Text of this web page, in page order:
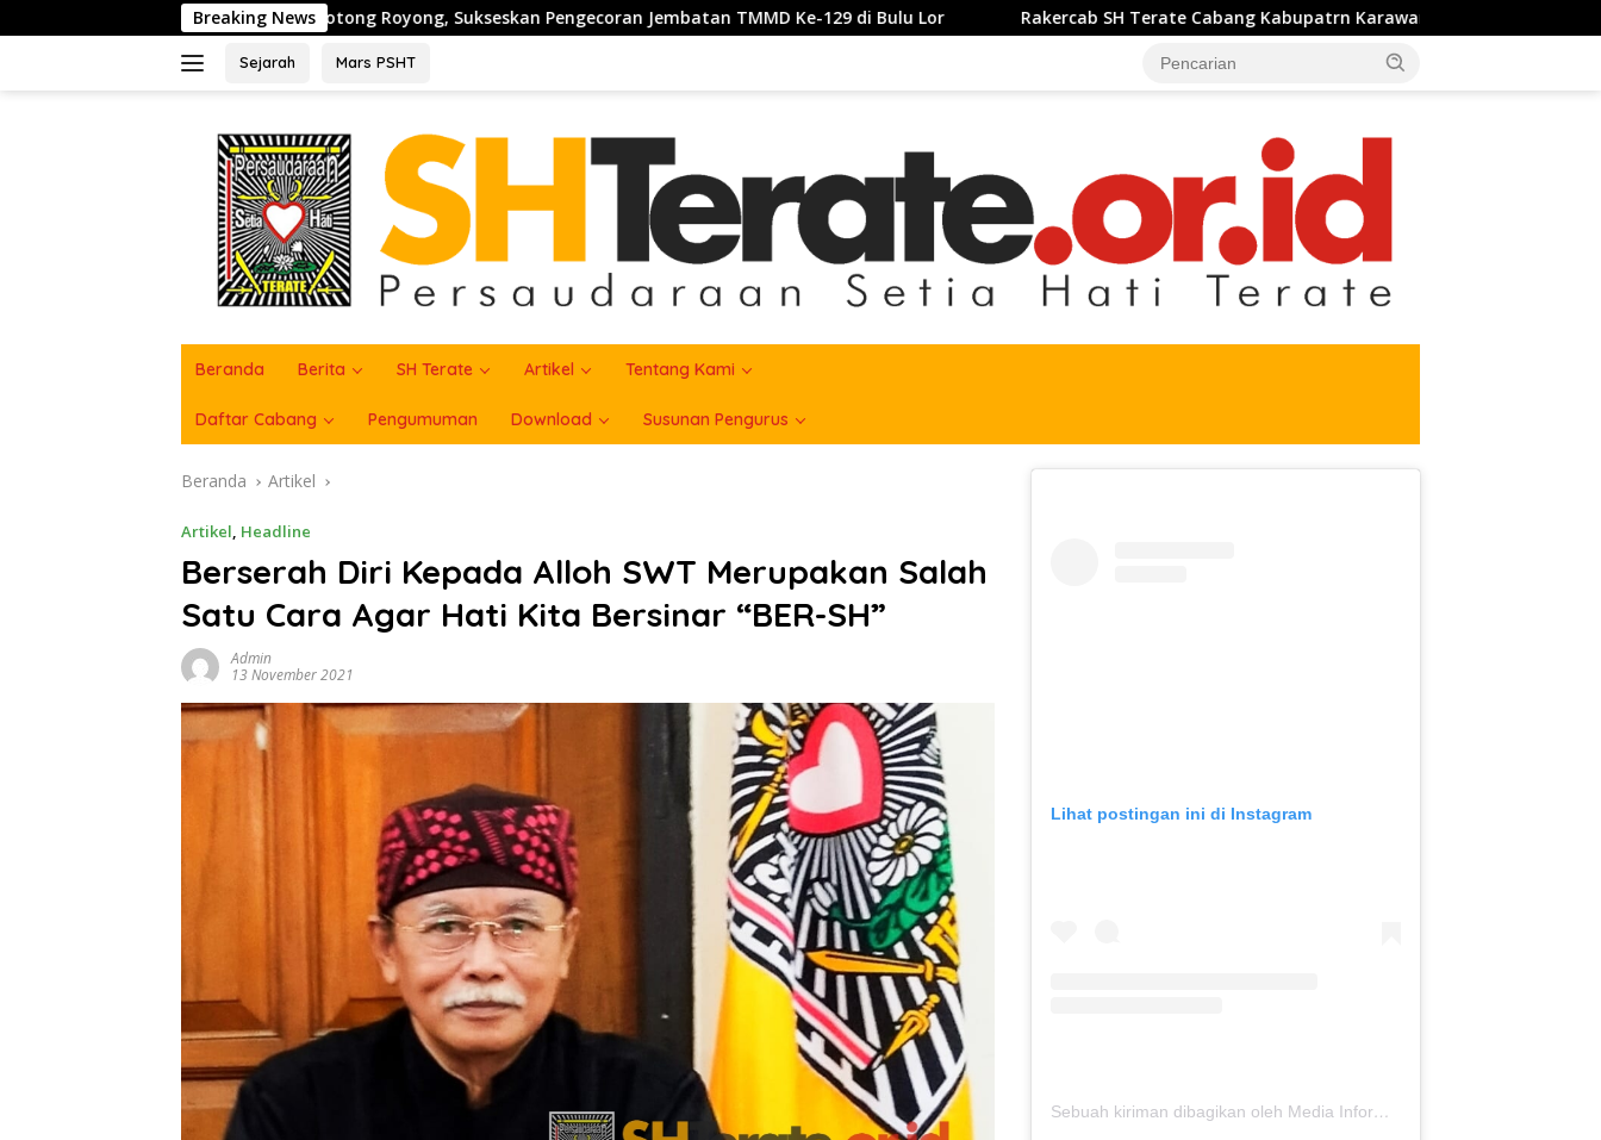
ke
Breaking News
Semangat Gotong Royong, Sukseskan Pengecoran Jembatan TMMD Ke-129 di Bulu Lor Rakercab SH Terate Cabang Kabupatrn Karawang Tahun 2026 Berjalan Lancar dan Sukses
Sejarah Mars PSHT
Beranda Berita SH Terate Artikel Tentang Kami
Daftar Cabang Pengumuman Download Susunan Pengurus
Beranda Artikel
Artikel, Headline
Berserah Diri Kepada Alloh SWT Merupakan Salah
Satu Cara Agar Hati Kita Bersinar “BER-SH”
Admin
13 November 2021
Lihat postingan ini di Instagram
Sebuah kiriman dibagikan oleh Media Informasi Dewan Pusat Persaudaraan Setia Hati Terate (@media.dewanpusat)